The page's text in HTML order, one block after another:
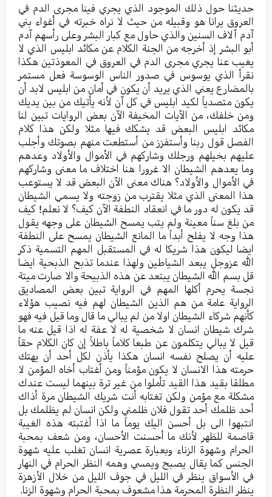
حديثنا حول ذلك الموجود الذي يجري فينا مجرى الدم في
العروق يرانا هو وقبيله من حيث لا نراه خبرته في أغواء بني
آدم آلاف السنين والذي حاول مع كبار البشر وعلى رأسهم آدم
أبو البشر إذ أخرجه من الجنة الكلام عن مكائد ابليس الذي لا
يغيب عنا يجري مجرى الدم في العروق في المعوذتين هكذا
نقرأ الذي يوسوس في صدور الناس الوسوسة فعل مستمر
بالمضارع يعني الذي يريد أن يكون في أمان من ابليس لابد أن
يكون متصدياً لكيد ابليس في كل آن لأنه يأتيك من بين يديك
ومن خلفك، من الآيات المخيفة الآن بعض الروايات تبين لنا
مكائد ابليس البعض قد يشكك فيها مثلا ولكن هذا كلام
الفصل قول ربنا وأستفزز من أستطعت منهم بصوتك وأجلب
عليهم بخيلهم ورجلك وشاركهم في الأموال والأولاد وعدهم
وما يعدهم الشيطان الا غرورا هنا اختلاف ما معنى وشاركهم
في الأموال والأولاد؟ هناك معنى الآن البعض قد لا يستوعب
هذا المعنى الذي مثلا يقترب من زوجته ولا يسمي الشيطان
قد يكون له دور ما في انعقاد النطفة الآن كيف؟ لا نعلم! كيف
من بلغ سناً معينة ولم يتب يمسح الشيطان على وجهه يقول
هذا وجه لا يفلح أبداً ما المانع الشيطان يمسح على النطفة
ايضا ليكون هذا شريكا له في المستقبل المهم التسمية ذكر
الله عزوجل يبعد الشياطين ولهذا عندما تذبح الذبحية ايضا
قل بسم الله الشيطان يبتعد عن هذه الذبيحة والا صارت ميتة
نجسة يحرم أكلها المهم في الرواية تبين بعض المصاديق
الرواية عامة من هم الذين الشيطان لهم فيه نصيب هؤلاء
كأنهم شركاء الشيطان اولا من لم يبالي ما قال وما قيل فيه فهو
شرك شيطان انسان لا شخصية له لا عفة له اذا قيل عنه ما
قيل لا يبالي يتكلمون عن طبعا كلاماً باطلاً إن كان الكلام حقاً
عليه أن يصلح نفسه انسان هكذا يأذن لكل أحد أن يهتك
حرمته هذا الانسان لا يكون مؤمناً ومن أغتاب أخاه المؤمن لا
مطلقا بقيد هذا القيد تأملوا من غير ترة بينهما ليست عندك
مشكلة مع مؤمن ولكن تغتابه أنت شريك الشيطان مرة أذاك
أحد ظلمك أحد تقول فلان ظلمني ولكن انسان لم يظلمك بل
انتبهوا الى بل أحسن اليك يوماً ما اذا أغتبته هذه الغيبة
قاصمة للظهر لأنك ما أحسنت الأحسان، ومن شعف بمحبة
الحرام وشهوة الزناء وبعبارة عصرية انسان تغلب عليه شهوة
الجنس كما يقال يصبح ويمسي وهمه النظر الحرام في النهار
في الأسواق ينظر في الليل في جوف الليل من خلال الأزهزة
ينظر النظرة المحرمة هذا مشعوف بمحبة الحرام وشهوة الزنا.